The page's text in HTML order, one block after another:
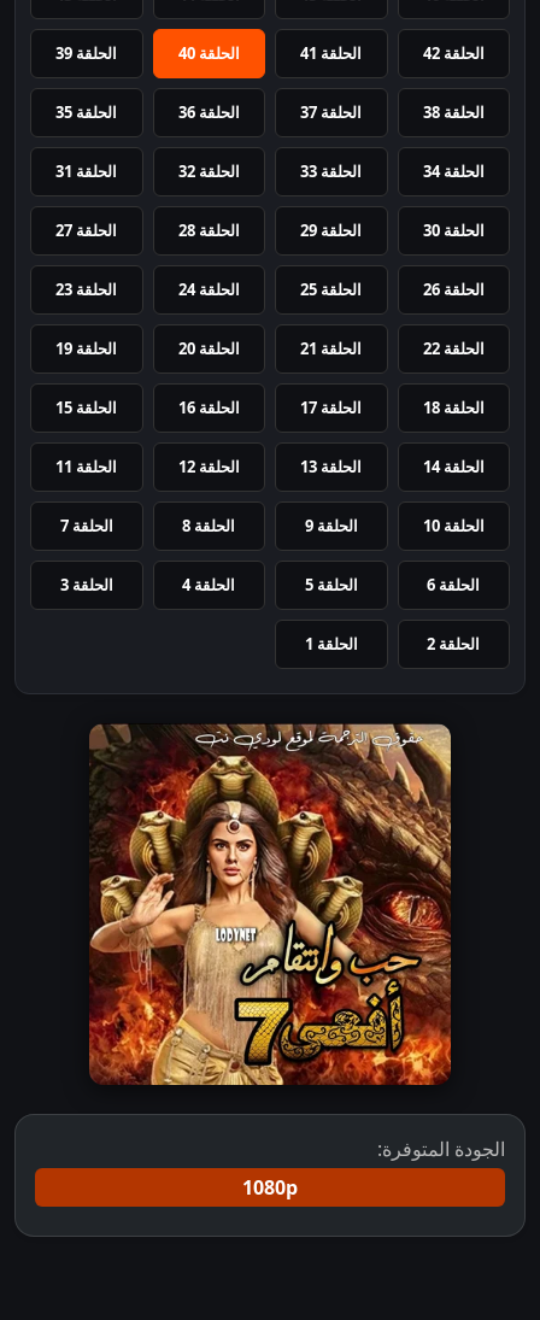
الحلقة 42 الحلقة 41 الحلقة 40 الحلقة 39
الحلقة 38 الحلقة 37 الحلقة 36 الحلقة 35
الحلقة 34 الحلقة 33 الحلقة 32 الحلقة 31
الحلقة 30 الحلقة 29 الحلقة 28 الحلقة 27
الحلقة 26 الحلقة 25 الحلقة 24 الحلقة 23
الحلقة 22 الحلقة 21 الحلقة 20 الحلقة 19
الحلقة 18 الحلقة 17 الحلقة 16 الحلقة 15
الحلقة 14 الحلقة 13 الحلقة 12 الحلقة 11
الحلقة 10 الحلقة 9 الحلقة 8 الحلقة 7
الحلقة 6 الحلقة 5 الحلقة 4 الحلقة 3
الحلقة 2 الحلقة 1
الجودة المتوفرة:
1080p